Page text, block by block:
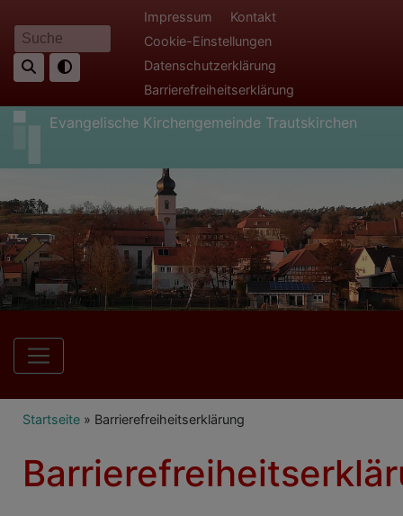
zum
Inhalt
Suche
Fußbereichsmenü
Impressum
Kontakt
Cookie-Einstellungen
Datenschutzerklärung
Barrierefreiheitserklärung
Evangelische Kirchengemeinde Trautskirchen
Hauptnavigation
Breadcrumb
Startseite Barrierefreiheitserklärung